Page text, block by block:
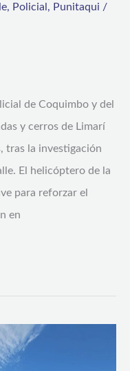
, Policial, Punitaqui /
de Coquimbo y del
y cerros de Limarí
tras la investigación
El helicóptero de la
para reforzar el
en